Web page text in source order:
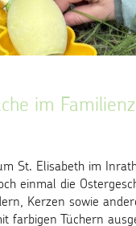
im
St. Elisabeth im
einmal die
Kerzen sowie
farbigen Tüchern